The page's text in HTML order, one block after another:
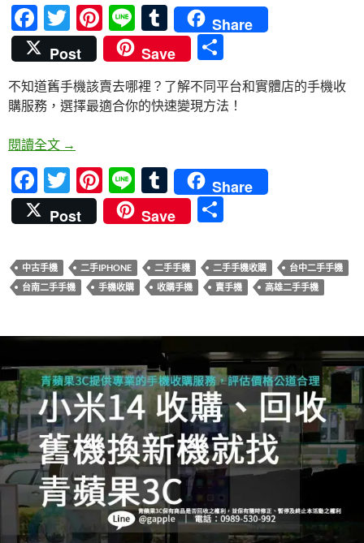
F
ac
e
b
o
o
k
T
w
itt
er
Pi
nt
er
es
t
Li
n
e
T
u
m
bl
r
Share
Post
Save
享
不知道舊手機該賣去哪裡？了解不同平台和實體店的手機收
購服務，選擇最適合你的快速變現方法！
閱讀全文 手機收購流程大揭密，讓你安心變現舊手機
→
F
ac
e
b
o
k
T
w
itt
er
Pi
nt
er
es
t
Li
n
e
T
u
m
bl
r
Share
Post
Save
中古手機 二手IPHONE 二手手機 二手手機收購
台中二手手機
台南二手手機
手機收購 收購手機 賣手機 高雄二手手機